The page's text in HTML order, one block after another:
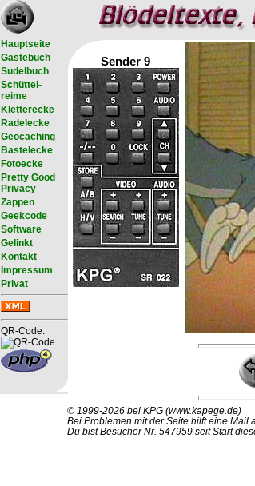
Hauptseite
Gästebuch
Sudelbuch
Schüttel-
reime
Kletterecke
Radelecke
Geocaching
Bastelecke
Fotoecke
Pretty Good
Privacy
Zappen
Geekcode
Software
Gelinkt
Kontakt
Impressum
Privat
QR-Code:
Sender 9
© 1999-2026 bei KPG (www.kapege.de)
Bei Problemen mit der Seite hilft eine Mail
Du bist Besucher Nr. 547959 seit Start